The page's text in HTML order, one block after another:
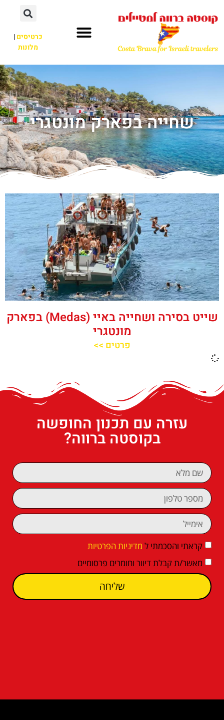
כרטיסים|
מלונות
שחייה בפארק מונטגרי
שייט בסירה ושחייה באיי (Medas) בפארק
מונטגרי
פרטים >>
עזרה עם תכנון החופשה
בקוסטה ברווה?
קראתי והסכמתי ל מדיניות הפרטיות
מאשר/ת קבלת דיוור וחומרים פרסומיים
שליחה